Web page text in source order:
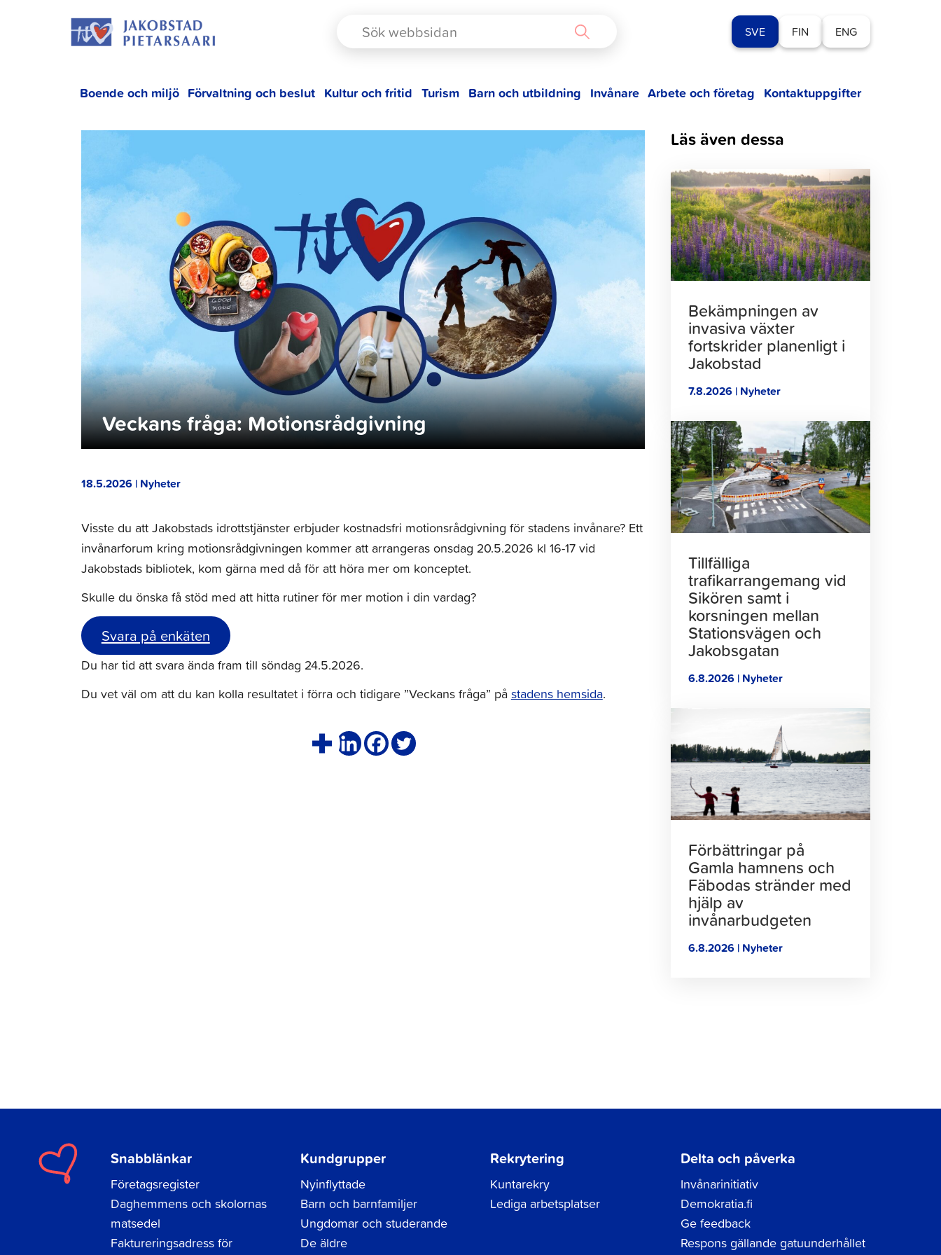
SVE FIN ENG
Boende och miljö Förvaltning och beslut Kultur och fritid Turism Barn och utbildning Invånare Arbete och företag Kontaktuppgifter
Veckans fråga: Motionsrådgivning
18.5.2026 | Nyheter
Visste du att Jakobstads idrottstjänster erbjuder kostnadsfri motionsrådgivning för stadens invånare? Ett
invånarforum kring motionsrådgivningen kommer att arrangeras onsdag 20.5.2026 kl 16-17 vid
Jakobstads bibliotek, kom gärna med då för att höra mer om konceptet.
Skulle du önska få stöd med att hitta rutiner för mer motion i din vardag?
Svara på enkäten
Du har tid att svara ända fram till söndag 24.5.2026.
Du vet väl om att du kan kolla resultatet i förra och tidigare ”Veckans fråga” på stadens hemsida.
Läs även dessa
Klicka
för
att
läsa
artikeln
Bekämpningen av
invasiva växter
fortskrider planenligt i
Jakobstad
7.8.2026 | Nyheter
Klicka
för
att
läsa
artikeln
Tillfälliga
trafikarrangemang vid
Sikören samt i
korsningen mellan
Stationsvägen och
Jakobsgatan
6.8.2026 | Nyheter
att
läsa
artikeln
Förbättringar på
Gamla hamnens och
Fäbodas stränder med
hjälp av
invånarbudgeten
6.8.2026 | Nyheter
Snabblänkar
Företagsregister
Daghemmens och skolornas
matsedel
Faktureringsadress för
Kundgrupper
Nyinflyttade
Barn och barnfamiljer
Ungdomar och studerande
De äldre
Rekrytering
Kuntarekry
Lediga arbetsplatser
Delta och påverka
Invånarinitiativ
Demokratia.fi
Ge feedback
Respons gällande gatuunderhållet